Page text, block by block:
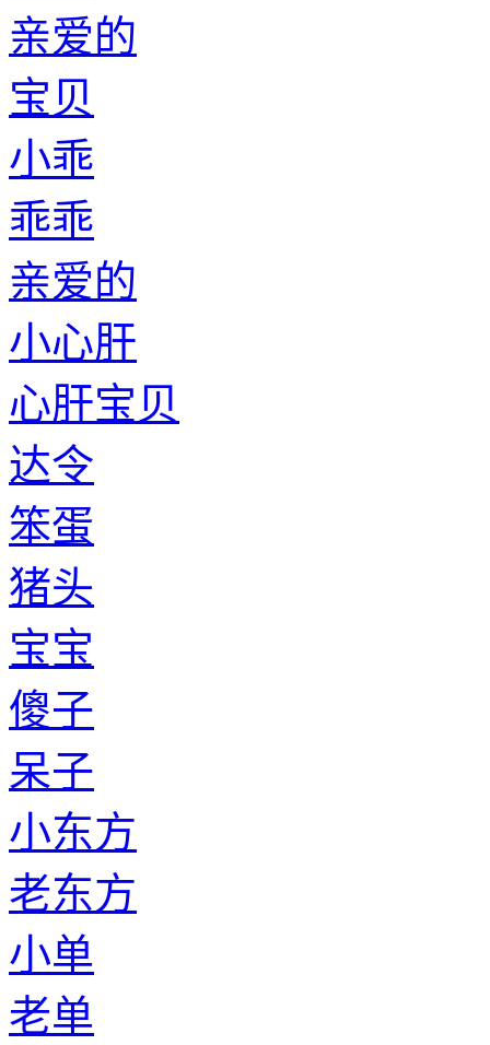
亲爱的
宝贝
小乖
乖乖
亲爱的
小心肝
心肝宝贝
达令
笨蛋
猪头
宝宝
傻子
呆子
小东方
老东方
小单
老单